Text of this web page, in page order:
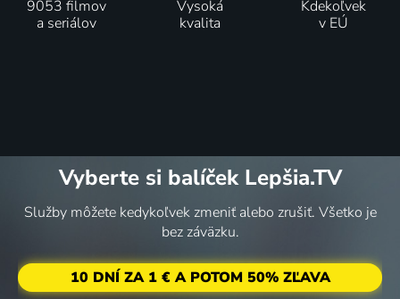
9053 filmov
a seriálov
Vysoká
kvalita
Kdekoľvek
v EÚ
Vyberte si balíček Lepšia.TV
Služby môžete kedykoľvek zmeniť alebo zrušiť. Všetko je
bez záväzku.
10 DNÍ ZA 1 € A POTOM 50% ZĽAVA